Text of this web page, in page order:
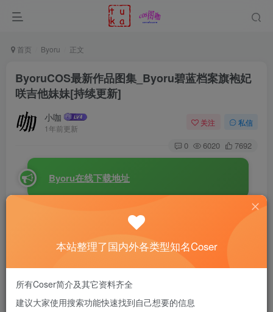
首页 Byoru 正文
ByoruCOS最新作品图集_Byoru碧蓝档案旗袍妃
咲吉他妹妹[持续更新]
小咖
1年前更新
关注 私信
0 6020 7692
Byoru在线下载地址
，这位来自日本的美少女coser，出生于1999年4
的外形兼具可爱与性感，还带有一丝萝莉的气息，令人一眼
视觉上的冲击。要知道，这妹子的颜值和身材都是不容忽视
本站整理了国内外各类型知名Coser
所有Coser简介及其它资料齐全
建议大家使用搜索功能快速找到自己想要的信息